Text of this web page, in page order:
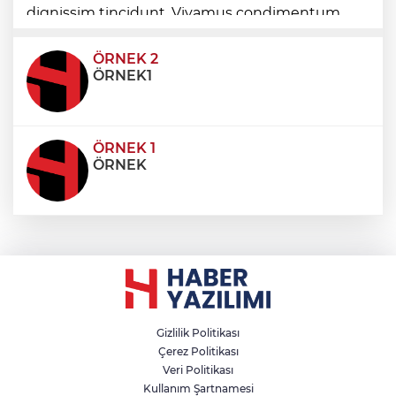
dignissim tincidunt. Vivamus condimentum
condimentum eros et, faucibus sapien. Praese
ÖRNEK 2
ÖRNEK1
ÖRNEK 1
ÖRNEK
Gizlilik Politikası
Çerez Politikası
Veri Politikası
Kullanım Şartnamesi